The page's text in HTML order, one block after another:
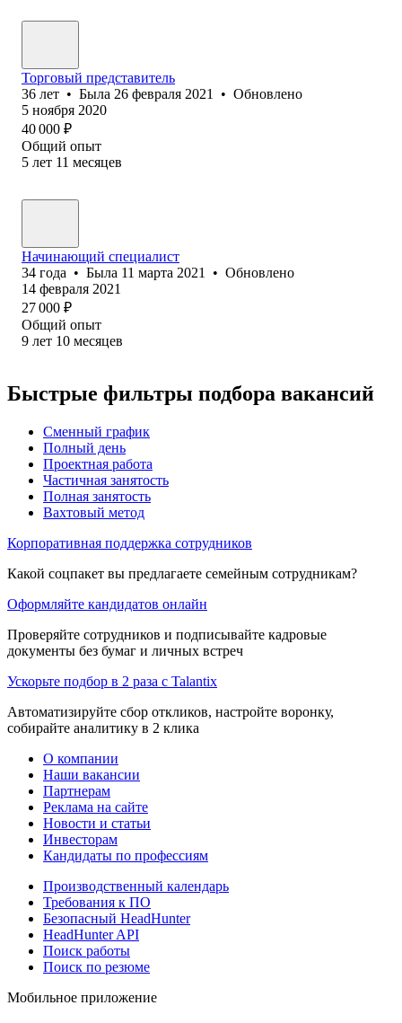
Торговый представитель
36 лет • Была 26 февраля 2021 • Обновлено
5 ноября 2020
40 000 ₽
Общий опыт
5 лет 11 месяцев
Начинающий специалист
34 года • Была 11 марта 2021 • Обновлено
14 февраля 2021
27 000 ₽
Общий опыт
9 лет 10 месяцев
Быстрые фильтры подбора вакансий
Сменный график
Полный день
Проектная работа
Частичная занятость
Полная занятость
Вахтовый метод
Корпоративная поддержка сотрудников
Какой соцпакет вы предлагаете семейным сотрудникам?
Оформляйте кандидатов онлайн
Проверяйте сотрудников и подписывайте кадровые
документы без бумаг и личных встреч
Ускорьте подбор в 2 раза с Talantix
Автоматизируйте сбор откликов, настройте воронку,
собирайте аналитику в 2 клика
О компании
Наши вакансии
Партнерам
Реклама на сайте
Новости и статьи
Инвесторам
Кандидаты по профессиям
Производственный календарь
Требования к ПО
Безопасный HeadHunter
HeadHunter API
Поиск работы
Поиск по резюме
Мобильное приложение